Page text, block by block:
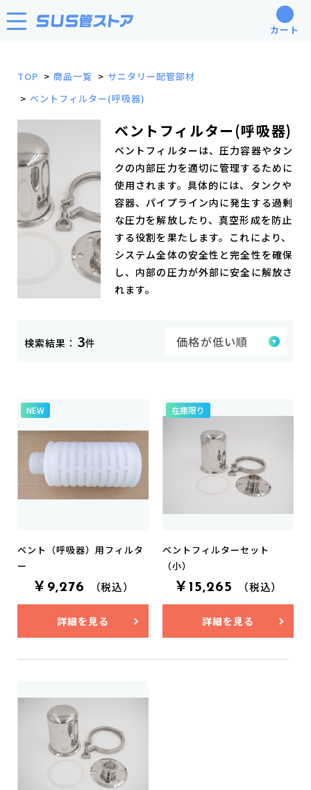
カート
TOP 商品一覧
サニタリー配管部材
ベントフィルター(呼吸器)
ベントフィルター(呼吸器)
ベントフィルターは、圧力容器やタン
クの内部圧力を適切に管理するために
使用されます。具体的には、タンクや
容器、パイプライン内に発生する過剰
な圧力を解放したり、真空形成を防止
する役割を果たします。これにより、
システム全体の安全性と完全性を確保
し、内部の圧力が外部に安全に解放さ
れます。
検索結果： 3件
NEW
ベント（呼吸器）用フィルタ
ー
￥9,276 （税込）
詳細を見る
在庫限り
ベントフィルターセット
（小）
￥15,265 （税込）
詳細を見る